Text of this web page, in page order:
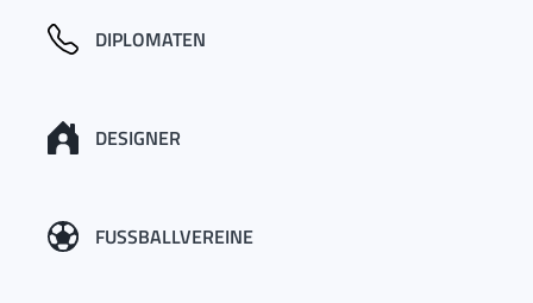
DIPLOMATEN
DESIGNER
FUSSBALLVEREINE